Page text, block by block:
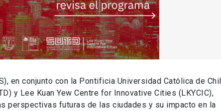
en conjunto con la Pontificia Universidad Católica de
y Lee Kuan Yew Centre for Innovative Cities (LKYCIC),
perspectivas futuras de las ciudades y su impacto en la